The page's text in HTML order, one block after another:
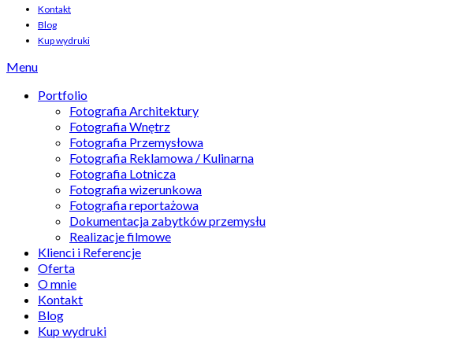
Kontakt
Blog
Kup wydruki
Menu
Portfolio
Fotografia Architektury
Fotografia Wnętrz
Fotografia Przemysłowa
Fotografia Reklamowa / Kulinarna
Fotografia Lotnicza
Fotografia wizerunkowa
Fotografia reportażowa
Dokumentacja zabytków przemysłu
Realizacje filmowe
Klienci i Referencje
Oferta
O mnie
Kontakt
Blog
Kup wydruki